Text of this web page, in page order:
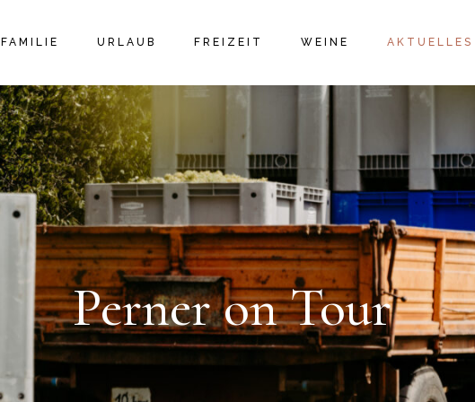
FAMILIE
UNSERE FAMILIE
FAMILIÄR VERWURZELT
DAS WEINGUT
URLAUB
DIE VIER GÄSTEZIMMER
DAS FERIENHAUS
BUCHUNGSBESTIMMUNGEN
FREIZEIT
MASSAGE VIDA LOCKER
AUSFLUGSZIELE / TAXI
E-BIKE VERLEIH
RADWEGE
WANDERKARTE
VERANSTALTUNGEN
BADESPASS
WEINE
WEINSHOP
AUSZEICHNUNGEN
VERTRIEBSPARTNER
AKTUELLES
SOCIALMEDIA
Perner on Tour